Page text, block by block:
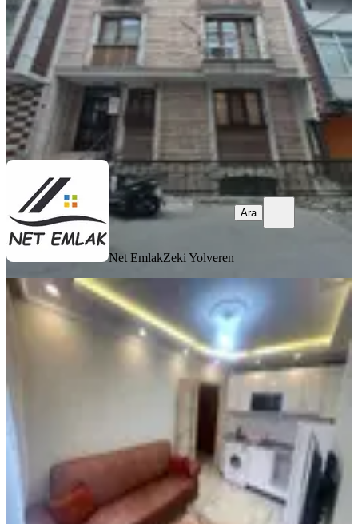
2+1·65 m² Yüksek giriş·04.07.2026
5.250.000 ₺5.500.000 ₺
Net Emlak Zeki Yolveren
Ara
Net EmlakZeki Yolveren
Ara
KOMBİLİ
Para'dan İskanlı 2+1 Ara Kat
Merkezi Konum Sınırsız Kredi !!!
Şişli, Kuştepe Mahallesi
4. Kat·29.06.2026
Paranın Merkezi GayrimenkulEngin Yılmaztürk
Ara